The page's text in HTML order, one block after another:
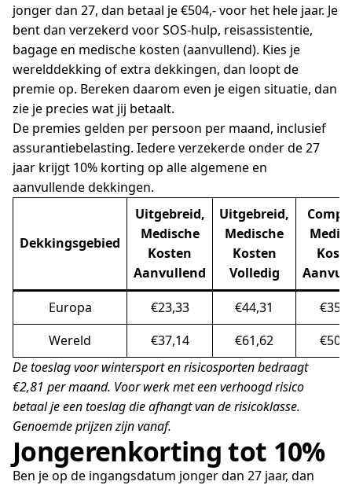
jonger dan 27, dan betaal je €504,- voor het hele jaar. Je
bent dan verzekerd voor SOS-hulp, reisassistentie,
bagage en medische kosten (aanvullend). Kies je
werelddekking of extra dekkingen, dan loopt de
premie op. Bereken daarom even je eigen situatie, dan
zie je precies wat jij betaalt.
De premies gelden per persoon per maand, inclusief
assurantiebelasting. Iedere verzekerde onder de 27
jaar krijgt 10% korting op alle algemene en
aanvullende dekkingen.
Dekkingsgebied
Uitgebreid,
Medische
Kosten
Aanvullend
Uitgebreid,
Medische
Kosten
Volledig
Europa
€23,33 €44,31
Wereld
€37,14 €61,62
De toeslag voor wintersport en risicosporten bedraagt
€2,81 per maand. Voor werk met een verhoogd risico
betaal je een toeslag die afhangt van de risicoklasse.
Genoemde prijzen zijn vanaf.
Jongerenkorting tot 10%
Ben je op de ingangsdatum jonger dan 27 jaar, dan